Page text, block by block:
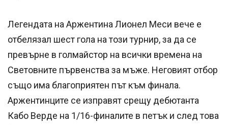
Легендата на Аржентина Лионел Меси вече е
отбелязал шест гола на този турнир, за да се
превърне в голмайстор на всички времена на
Световните първенства за мъже. Неговият отбор
също има благоприятен път към финала.
Аржентинците се изправят срещу дебютанта
Кабо Верде на 1/16-финалите в петък и след това